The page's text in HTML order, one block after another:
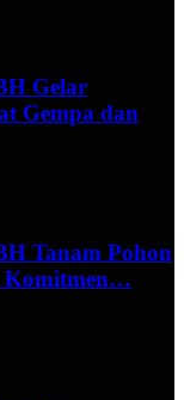
Gelar
Gempa dan
Tanam Pohon
Komitmen…